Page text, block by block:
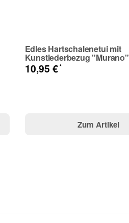
Edles Hartschalenetui mit
Kunstlederbezug "Murano"
10,95 €*
Zum Artikel